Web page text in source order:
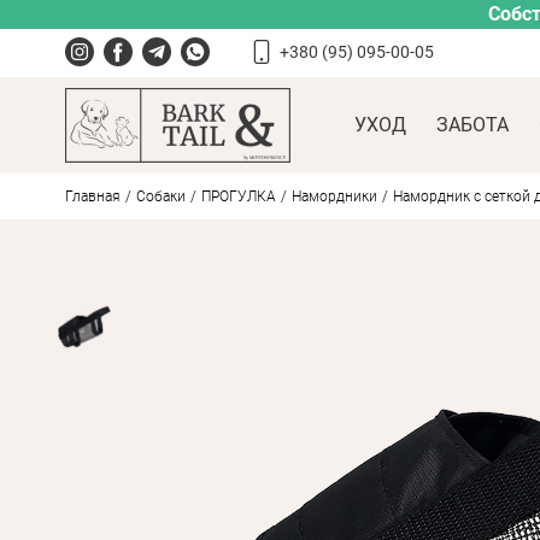
+380 (95) 095-00-05
УХОД ЗАБОТА
Главная Собаки ПРОГУЛКА Намордники Намордник с сеткой